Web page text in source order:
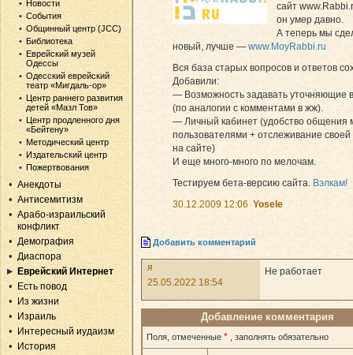
Новости
События
Общинный центр (JCC)
Библиотека
Еврейский музей
Одессы
Одесский еврейский
театр «Мигдаль-ор»
Центр раннего развития
детей «Мазл Тов»
Центр продленного дня
«Бейтену»
Методический центр
Издательский центр
Пожертвования
Анекдоты
Антисемитизм
Арабо-израильский
конфликт
Демография
Диаспора
Еврейский Интернет
Есть повод
Из жизни
Израиль
Интересный иудаизм
История
сайт
он умер давно.
А теперь мы
новый, лучше — www.MoyRabbi.ru
Вся база старых вопросов и ответов
Добавили:
— Возможность задавать уточняющие
(по аналогии с комментами в жж).
— Личный кабинет (удобство общения
пользователями + отслеживание своей
на сайте)
И еще много-много по мелочам.
Тестируем бета-версию сайта. Вэлкам!
30.12.2009 12:06 Yosele
Добавить комментарий
я
25.05.2022 18:54
Не работает
Добавление комментария
Поля, отмеченные * , заполнять обязательно